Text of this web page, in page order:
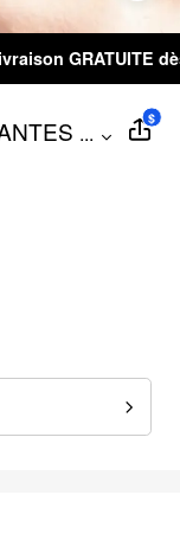
€ Retours
À
...
$